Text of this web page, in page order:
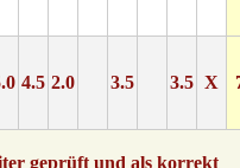
4.5 2.0 3.5 3.5 X
geprüft und als korrekt